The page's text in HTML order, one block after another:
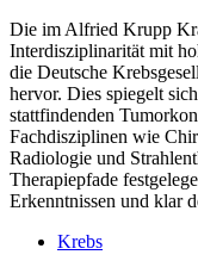
Die im Alfried Krupp
Interdisziplinarität mit
die Deutsche
hervor. Dies spiegelt
stattfindenden
Fachdisziplinen wie
Radiologie und
Therapiepfade
Erkenntnissen und klar
Krebs